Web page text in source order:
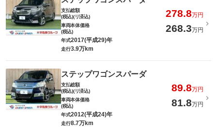
支払総額
(税込)(リ済込)
278.8万円
車両本体価格
(税込)
268.3万円
年式2017(平成29)年
走行3.9万km
ステップワゴンスパーダ
支払総額
(税込)(リ済込)
89.8万円
車両本体価格
(税込)
81.8万円
年式2012(平成24)年
走行8.7万km